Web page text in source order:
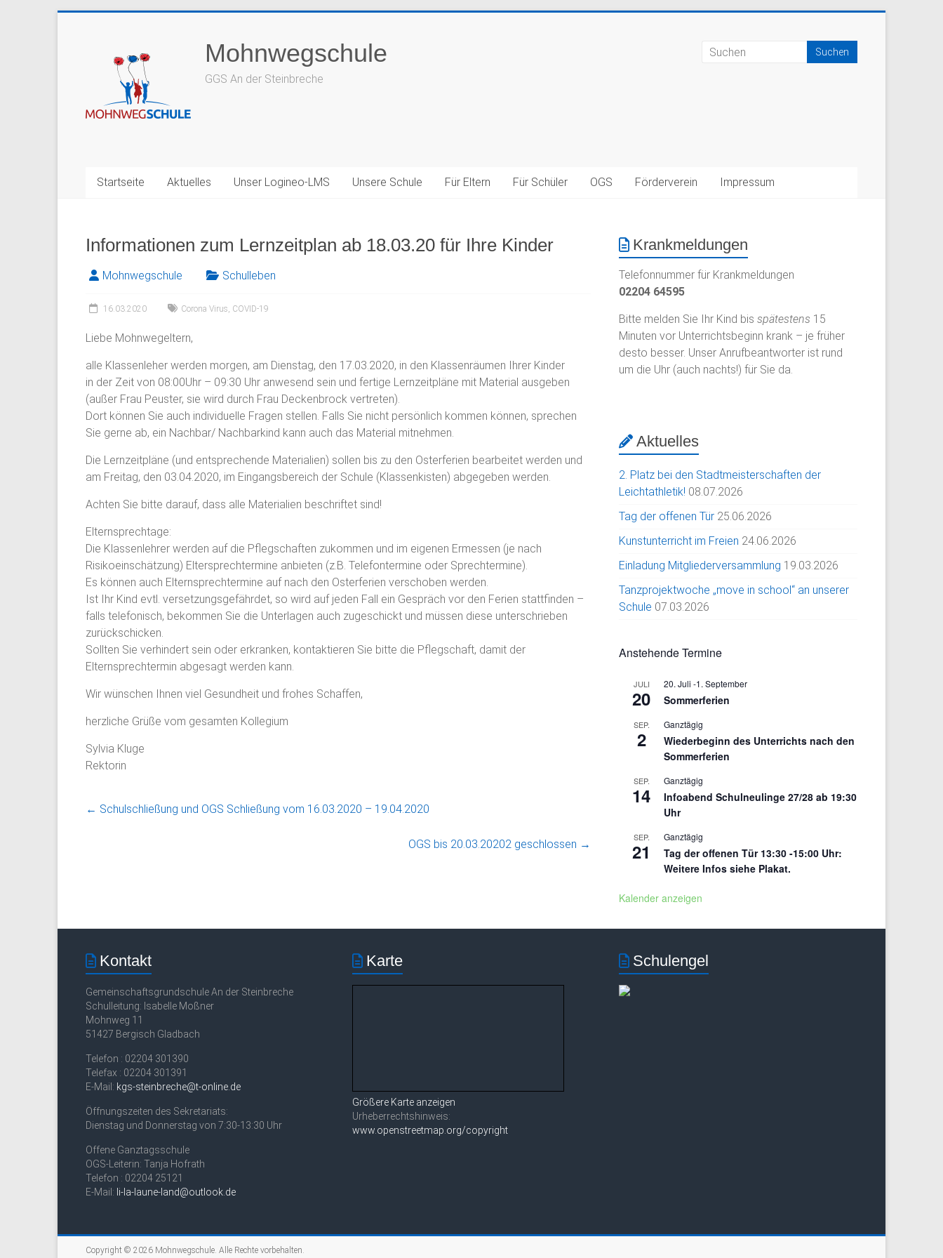
Mohnwegschule
GGS An der Steinbreche
Startseite Aktuelles Unser Logineo-LMS Unsere Schule Für Eltern Für Schüler OGS Förderverein Impressum
Informationen zum Lernzeitplan ab 18.03.20 für Ihre Kinder
Mohnwegschule Schulleben
16.03.2020 Corona Virus, COVID-19
Liebe Mohnwegeltern,
alle Klassenleher werden morgen, am Dienstag, den 17.03.2020, in den Klassenräumen Ihrer Kinder
in der Zeit von 08:00Uhr – 09:30 Uhr anwesend sein und fertige Lernzeitpläne mit Material ausgeben
(außer Frau Peuster, sie wird durch Frau Deckenbrock vertreten).
Dort können Sie auch individuelle Fragen stellen. Falls Sie nicht persönlich kommen können, sprechen
Sie gerne ab, ein Nachbar/ Nachbarkind kann auch das Material mitnehmen.
Die Lernzeitpläne (und entsprechende Materialien) sollen bis zu den Osterferien bearbeitet werden und
am Freitag, den 03.04.2020, im Eingangsbereich der Schule (Klassenkisten) abgegeben werden.
Achten Sie bitte darauf, dass alle Materialien beschriftet sind!
Elternsprechtage:
Die Klassenlehrer werden auf die Pflegschaften zukommen und im eigenen Ermessen (je nach
Risikoeinschätzung) Eltersprechtermine anbieten (z.B. Telefontermine oder Sprechtermine).
Es können auch Elternsprechtermine auf nach den Osterferien verschoben werden.
Ist Ihr Kind evtl. versetzungsgefährdet, so wird auf jeden Fall ein Gespräch vor den Ferien stattfinden –
falls telefonisch, bekommen Sie die Unterlagen auch zugeschickt und müssen diese unterschrieben
zurückschicken.
Sollten Sie verhindert sein oder erkranken, kontaktieren Sie bitte die Pflegschaft, damit der
Elternsprechtermin abgesagt werden kann.
Wir wünschen Ihnen viel Gesundheit und frohes Schaffen,
herzliche Grüße vom gesamten Kollegium
Sylvia Kluge
Rektorin
← Schulschließung und OGS Schließung vom 16.03.2020 – 19.04.2020
OGS bis 20.03.20202 geschlossen →
Krankmeldungen
Telefonnummer für Krankmeldungen
02204 64595
Bitte melden Sie Ihr Kind bisspätestens 15
Minuten vor Unterrichtsbeginn krank – je früher
desto besser. Unser Anrufbeantworter ist rund
um die Uhr (auch nachts!) für Sie da.
Aktuelles
2. Platz bei den Stadtmeisterschaften der
Leichtathletik! 08.07.2026
Tag der offenen Tür 25.06.2026
Kunstunterricht im Freien 24.06.2026
Einladung Mitgliederversammlung 19.03.2026
Tanzprojektwoche „move in school“ an unserer
Schule 07.03.2026
Anstehende Termine
JULI
20
20. Juli -1. September
Sommerferien
SEP.
2
Ganztägig
Wiederbeginn des Unterrichts nach den
Sommerferien
SEP.
14
Ganztägig
Infoabend Schulneulinge 27/28 ab 19:30
Uhr
SEP.
21
Ganztägig
Tag der offenen Tür 13:30 -15:00 Uhr:
Weitere Infos siehe Plakat.
Kalender anzeigen
Kontakt
Gemeinschaftsgrundschule An der Steinbreche
Schulleitung: Isabelle Moßner
Mohnweg 11
51427 Bergisch Gladbach
Telefon : 02204 301390
Telefax : 02204 301391
E-Mail: kgs-steinbreche@t-online.de
Öffnungszeiten des Sekretariats:
Dienstag und Donnerstag von 7:30-13:30 Uhr
Offene Ganztagsschule
OGS-Leiterin: Tanja Hofrath
Telefon : 02204 25121
E-Mail: li-la-laune-land@outlook.de
Karte
Größere Karte anzeigen
Urheberrechtshinweis:
www.openstreetmap.org/copyright
Schulengel
Copyright © 2026 Mohnwegschule. Alle Rechte vorbehalten.